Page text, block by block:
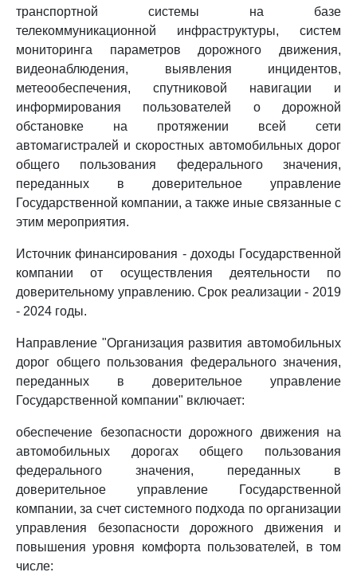
транспортной системы на базе
телекоммуникационной инфраструктуры, систем
мониторинга параметров дорожного движения,
видеонаблюдения, выявления инцидентов,
метеообеспечения, спутниковой навигации и
информирования пользователей о дорожной
обстановке на протяжении всей сети
автомагистралей и скоростных автомобильных дорог
общего пользования федерального значения,
переданных в доверительное управление
Государственной компании, а также иные связанные с
этим мероприятия.
Источник финансирования - доходы Государственной
компании от осуществления деятельности по
доверительному управлению. Срок реализации - 2019
- 2024 годы.
Направление "Организация развития автомобильных
дорог общего пользования федерального значения,
переданных в доверительное управление
Государственной компании" включает:
обеспечение безопасности дорожного движения на
автомобильных дорогах общего пользования
федерального значения, переданных в
доверительное управление Государственной
компании, за счет системного подхода по организации
управления безопасности дорожного движения и
повышения уровня комфорта пользователей, в том
числе: